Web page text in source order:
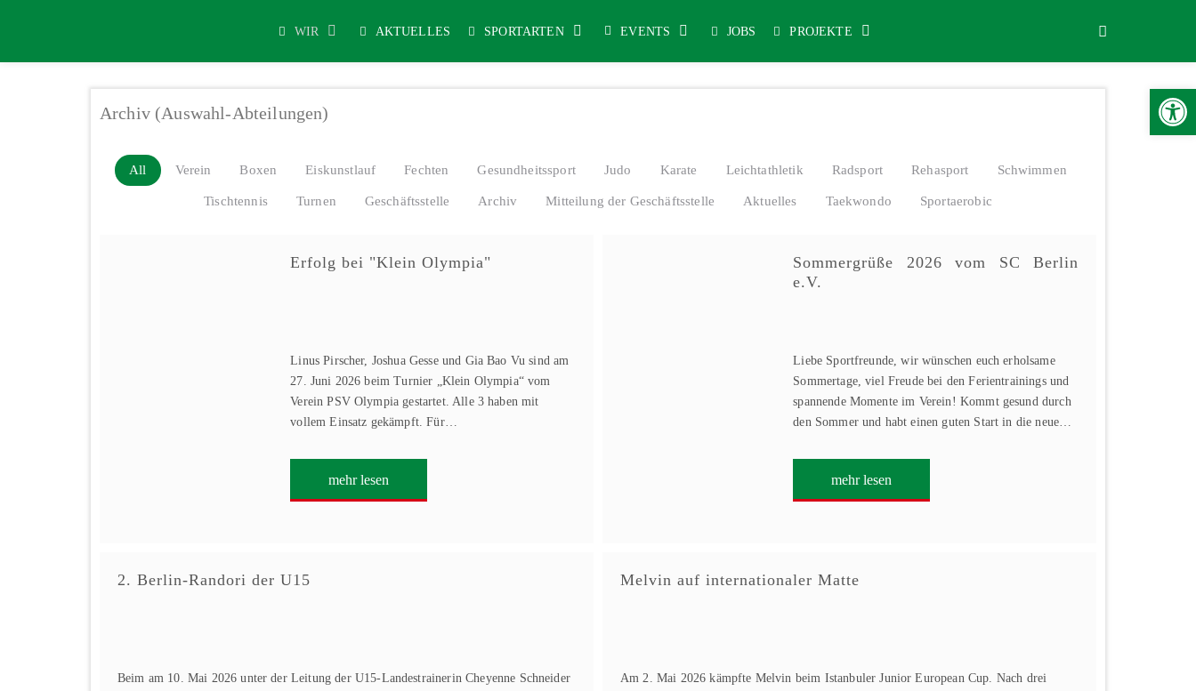
WIR AKTUELLES SPORTARTEN EVENTS JOBS PROJEKTE
Archiv (Auswahl-Abteilungen)
All Verein Boxen Eiskunstlauf Fechten Gesundheitssport Judo Karate Leichtathletik Radsport Rehasport Schwimmen
Tischtennis Turnen Geschäftsstelle Archiv Mitteilung der Geschäftsstelle Aktuelles Taekwondo Sportaerobic
Erfolg bei "Klein Olympia"
Linus Pirscher, Joshua Gesse und Gia Bao Vu sind am
27. Juni 2026 beim Turnier „Klein Olympia“ vom
Verein PSV Olympia gestartet. Alle 3 haben mit
vollem Einsatz gekämpft. Für…
mehr lesen
Sommergrüße 2026 vom SC Berlin
e.V.
Liebe Sportfreunde, wir wünschen euch erholsame
Sommertage, viel Freude bei den Ferientrainings und
spannende Momente im Verein! Kommt gesund durch
den Sommer und habt einen guten Start in die neue…
mehr lesen
2. Berlin-Randori der U15
Beim am 10. Mai 2026 unter der Leitung der U15-Landestrainerin Cheyenne Schneider
Melvin auf internationaler Matte
Am 2. Mai 2026 kämpfte Melvin beim Istanbuler Junior European Cup. Nach drei